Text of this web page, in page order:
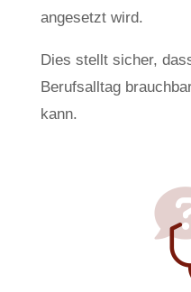
angesetzt wird.
Dies stellt sicher,
Berufsalltag
kann.